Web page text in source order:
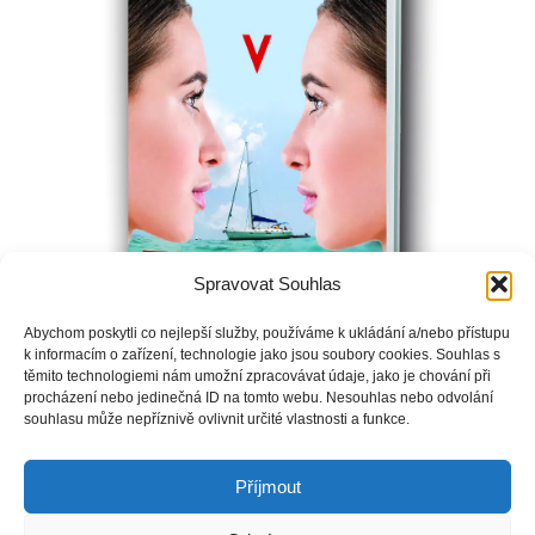
Spravovat Souhlas
Abychom poskytli co nejlepší služby, používáme k ukládání a/nebo přístupu
k informacím o zařízení, technologie jako jsou soubory cookies. Souhlas s
těmito technologiemi nám umožní zpracovávat údaje, jako je chování při
procházení nebo jedinečná ID na tomto webu. Nesouhlas nebo odvolání
souhlasu může nepříznivě ovlivnit určité vlastnosti a funkce.
Příjmout
Iris a Summer jsou dvojčata nerozeznatelná na pohled, ale
povahově naprosto rozdílná. Cynická právnička Iris je v
manželství.